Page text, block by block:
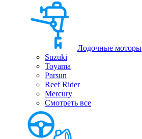
Лодочные моторы
Suzuki
Toyama
Parsun
Reef Rider
Mercury
Смотреть все